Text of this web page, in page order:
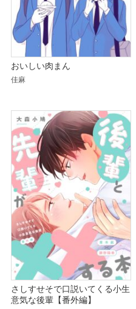
おいしい肉まん
佳麻
さしすせそで口説いてくる小生
意気な後輩【番外編】